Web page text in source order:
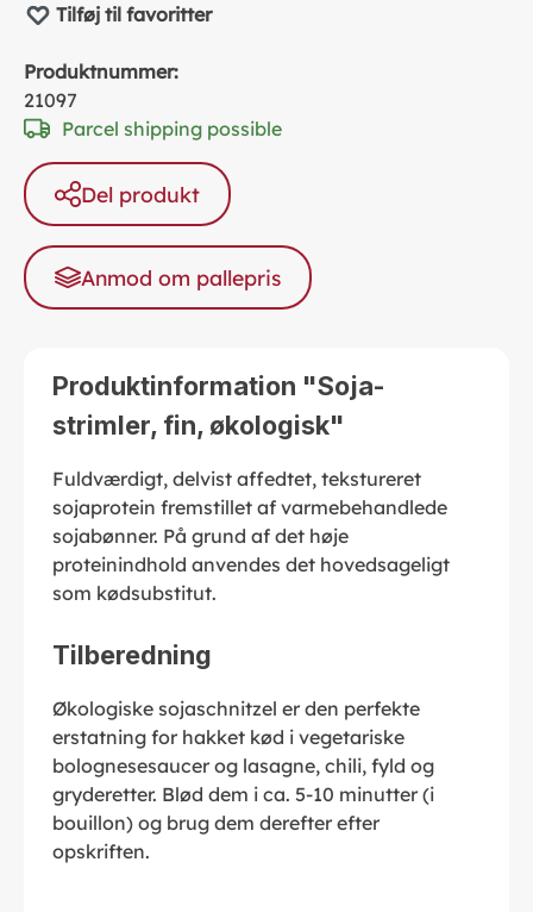
Tilføj til favoritter
Produktnummer:
21097
Parcel shipping possible
Del produkt
Anmod om pallepris
Produktinformation "Soja-
strimler, fin, økologisk"
Fuldværdigt, delvist affedtet, tekstureret
sojaprotein fremstillet af varmebehandlede
sojabønner. På grund af det høje
proteinindhold anvendes det hovedsageligt
som kødsubstitut.
Tilberedning
Økologiske sojaschnitzel er den perfekte
erstatning for hakket kød i vegetariske
bolognesesaucer og lasagne, chili, fyld og
gryderetter. Blød dem i ca. 5-10 minutter (i
bouillon) og brug dem derefter efter
opskriften.